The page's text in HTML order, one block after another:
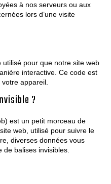
à nos serveurs ou aux
lors d’une visite
pour que notre site web
interactive. Ce code est
appareil.
?
est un petit morceau de
web, utilisé pour suivre le
diverses données vous
de balises invisibles.